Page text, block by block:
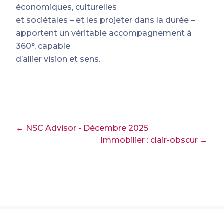
économiques, culturelles
et sociétales – et les projeter dans la durée –
apportent un véritable accompagnement à
360°, capable
d’allier vision et sens.
← NSC Advisor - Décembre 2025
Immobilier : clair-obscur →